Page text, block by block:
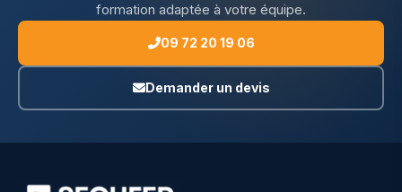
formation adaptée à votre équipe.
09 72 20 19 06
Demander un devis